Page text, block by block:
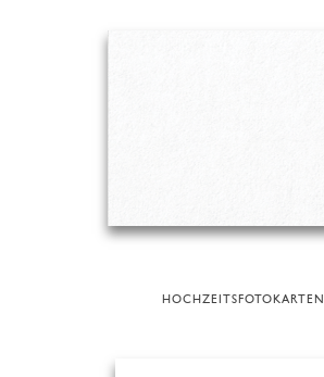
HOCHZEITSFOTOKARTEN